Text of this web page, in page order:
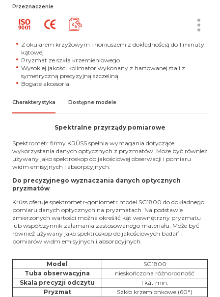
Przeznaczenie
Z okularem krzyżowym i noniuszem z dokładnością do 1 minuty
kątowej
Pryzmat ze szkła krzemieniowego
Wysokiej jakości kolimator wykonany z hartowanej stali z
symetryczną precyzyjną szczeliną
Bogate akcesoria
Charakterystyka Dostępne modele
Spektralne przyrządy pomiarowe
Spektrometr firmy KRÜSS spełnia wymagania dotyczące
wykorzystania danych optycznych z pryzmatów. Może być również
używany jako spektroskop do jakościowej obserwacji i pomiaru
widm emisyjnych i absorpcyjnych.
Do precyzyjnego wyznaczania danych optycznych
pryzmatów
Krüss oferuje spektrometr-goniometr model SG1800 do dokładnego
pomiaru danych optycznych na pryzmatach. Na podstawie
zmierzonych wartości można określić kąt wewnętrzny pryzmatu
lub współczynnik załamania zastosowanego materiału. Może być
również używany jako spektroskop do jakościowych badań i
pomiarów widm emisyjnych i absorpcyjnych.
Model
SG1800
Tuba obserwacyjna
nieskończona różnorodność
Skala precyzji odczytu
1 kąt min.
Pryzmat
Szkło krzemionkowe (60°)